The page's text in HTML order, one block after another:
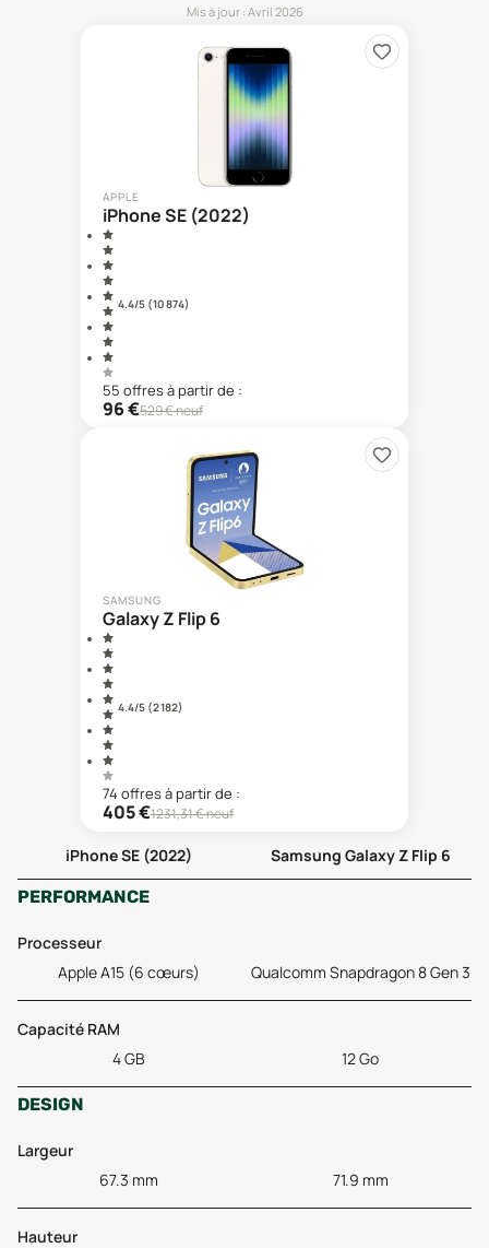
Mis à jour : Avril 2026
APPLE
iPhone SE (2022)
4.4/5 (10 874)
55 offresà partir de :
96€529€ neuf
SAMSUNG
Galaxy Z Flip 6
4.4/5 (2 182)
74 offresà partir de :
405€1231,31€ neuf
iPhone SE (2022)
Samsung Galaxy Z Flip 6
PERFORMANCE
Processeur
Apple A15 (6 cœurs)
Qualcomm Snapdragon 8 Gen 3
Capacité RAM
4 GB
12 Go
DESIGN
Largeur
67.3 mm
71.9 mm
Hauteur